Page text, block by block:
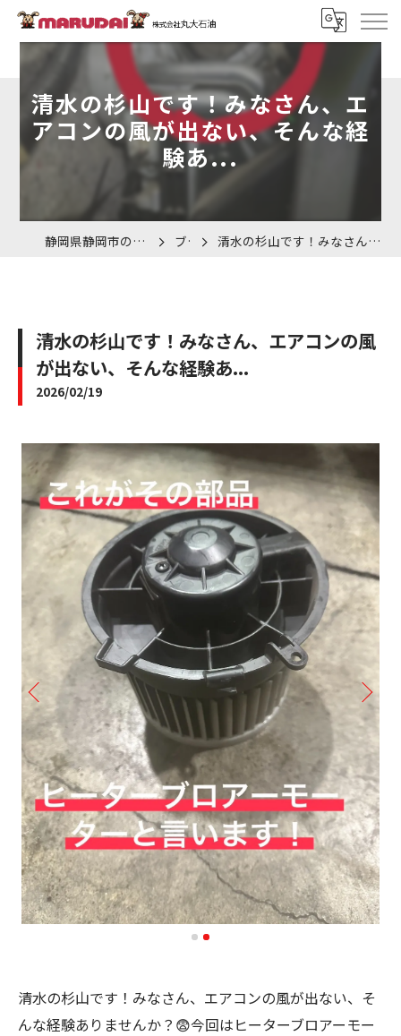
清水の杉山です！みなさん、エ
アコンの風が出ない、そんな経
験あ...
静岡県静岡市の車検なら株式会社丸大石油 ブログ 清水の杉山です！みなさん、エアコンの風が出ない、そんな経験あ...
清水の杉山です！みなさん、エアコンの風
が出ない、そんな経験あ...
2026/02/19
清水の杉山です！みなさん、エアコンの風が出ない、そ
んな経験ありませんか？😨今回はヒーターブロアーモー